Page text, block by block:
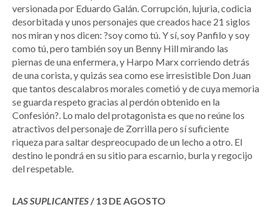
versionada por Eduardo Galán. Corrupción, lujuria, codicia
desorbitada y unos personajes que creados hace 21 siglos
nos miran y nos dicen: ?soy como tú. Y sí, soy Panfilo y soy
como tú, pero también soy un Benny Hill mirando las
piernas de una enfermera, y Harpo Marx corriendo detrás
de una corista, y quizás sea como ese irresistible Don Juan
que tantos descalabros morales cometió y de cuya memoria
se guarda respeto gracias al perdón obtenido en la
Confesión?. Lo malo del protagonista es que no reúne los
atractivos del personaje de Zorrilla pero sí suficiente
riqueza para saltar despreocupado de un lecho a otro. El
destino le pondrá en su sitio para escarnio, burla y regocijo
del respetable.
LAS SUPLICANTES / 13 DE AGOSTO